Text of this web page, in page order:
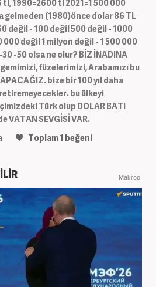
tl, 1990=2600 tl 2021=1 500 000
gelmeden (1980)önce dolar 86 TL
değil - 100 değil 500 değil - 1000
000 değil 1 milyon değil - 1 500 000
-50 olsa ne olur? BİZ İNADINA
gemimizi, füzelerimizi, Arabamızı bu
bize bir 100 yıl daha
bu ülkeyi
Türk olup DOLAR BATI
VATAN SEVGİSİ VAR.
Toplam1 beğeni
Makroo